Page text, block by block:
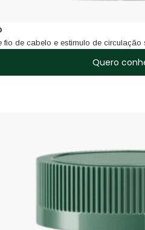
fio de cabelo e estimulo de circulação
Quero